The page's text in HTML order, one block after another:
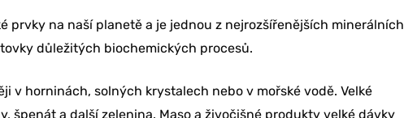
prvky na naší planetě a je jednou z nejrozšířenějších minerálních
důležitých biochemických procesů.
v horninách, solných krystalech nebo v mořské vodě. Velké
špenát a další zelenina. Maso a živočišné produkty velké dávky